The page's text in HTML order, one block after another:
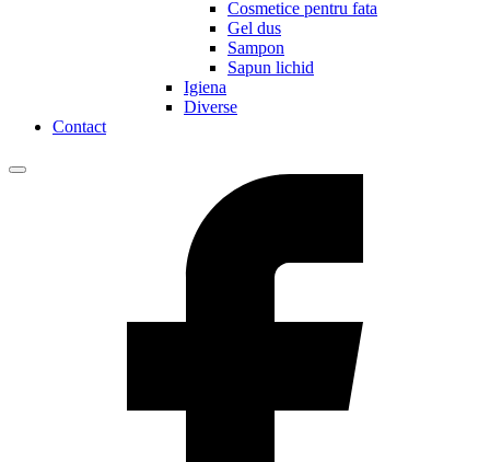
Cosmetice pentru fata
Gel dus
Sampon
Sapun lichid
Igiena
Diverse
Contact